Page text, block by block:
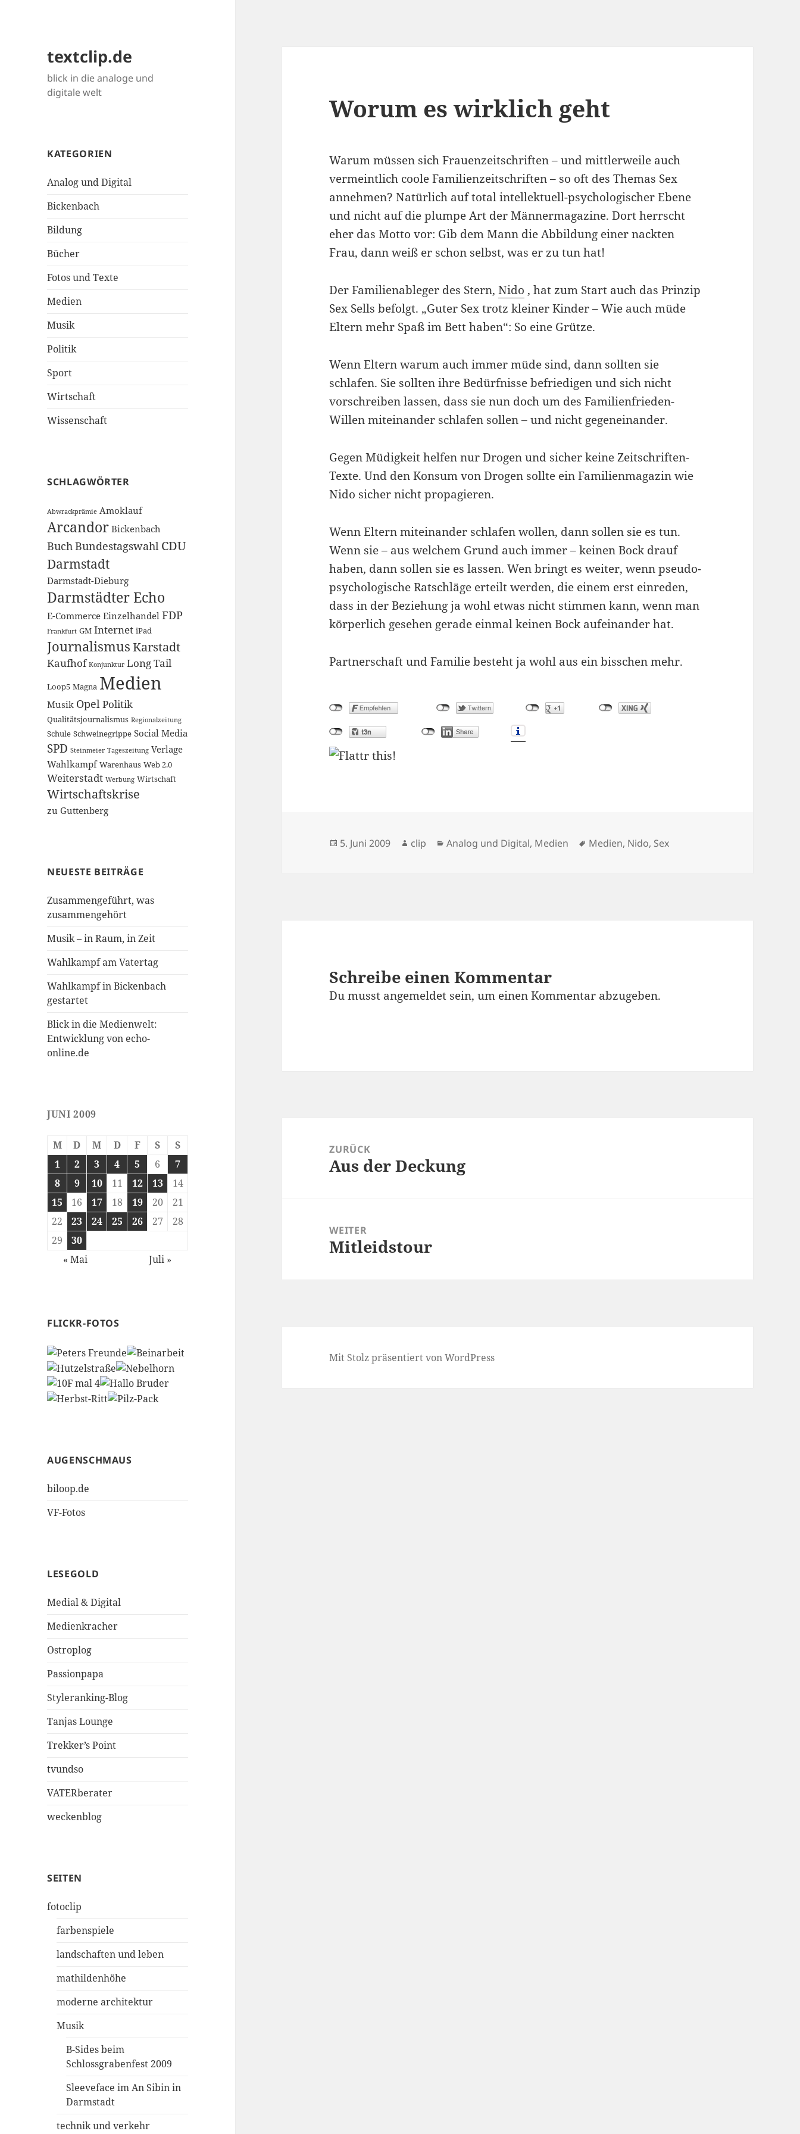
textclip.de
blick in die analoge und
digitale welt
KATEGORIEN
Analog und Digital
Bickenbach
Bildung
Bücher
Fotos und Texte
Medien
Musik
Politik
Sport
Wirtschaft
Wissenschaft
SCHLAGWÖRTER
Abwrackprämie Amoklauf
Arcandor Bickenbach
BuchBundestagswahl CDU
Darmstadt
Darmstadt-Dieburg
Darmstädter Echo
E-Commerce Einzelhandel FDP
Frankfurt GM Internet iPad
JournalismusKarstadt
Kaufhof Konjunktur Long Tail
Loop5 Magna Medien
Musik OpelPolitik
Qualitätsjournalismus Regionalzeitung
Schule Schweinegrippe Social Media
SPD Steinmeier Tageszeitung Verlage
Wahlkampf Warenhaus Web 2.0
Weiterstadt Werbung Wirtschaft
Wirtschaftskrise
zu Guttenberg
NEUESTE BEITRÄGE
Zusammengeführt, was
zusammengehört
Musik – in Raum, in Zeit
Wahlkampf am Vatertag
Wahlkampf in Bickenbach
gestartet
Blick in die Medienwelt:
Entwicklung von echo-
online.de
JUNI 2009
M D M D F S
S
1
2 3 4 5 6
7
8
9 10 11 12 13
14
15
16 17 18 19 20
21
22
23 24 25 26 27
28
29
30
« Mai
Juli »
FLICKR-FOTOS
AUGENSCHMAUS
biloop.de
VF-Fotos
LESEGOLD
Medial & Digital
Medienkracher
Ostroplog
Passionpapa
Styleranking-Blog
Tanjas Lounge
Trekker’s Point
tvundso
VATERberater
weckenblog
SEITEN
fotoclip
farbenspiele
landschaften und leben
mathildenhöhe
moderne architektur
Musik
B-Sides beim
Schlossgrabenfest 2009
Sleeveface im An Sibin in
Darmstadt
technik und verkehr
Worum es wirklich geht
Warum müssen sich Frauenzeitschriften – und mittlerweile auch
vermeintlich coole Familienzeitschriften – so oft des Themas Sex
annehmen? Natürlich auf total intellektuell-psychologischer Ebene
und nicht auf die plumpe Art der Männermagazine. Dort herrscht
eher das Motto vor: Gib dem Mann die Abbildung einer nackten
Frau, dann weiß er schon selbst, was er zu tun hat!
Der Familienableger des Stern,Nido , hat zum Start auch das Prinzip
Sex Sells befolgt. „Guter Sex trotz kleiner Kinder – Wie auch müde
Eltern mehr Spaß im Bett haben“: So eine Grütze.
Wenn Eltern warum auch immer müde sind, dann sollten sie
schlafen. Sie sollten ihre Bedürfnisse befriedigen und sich nicht
vorschreiben lassen, dass sie nun doch um des Familienfrieden-
Willen miteinander schlafen sollen – und nicht gegeneinander.
Gegen Müdigkeit helfen nur Drogen und sicher keine Zeitschriften-
Texte. Und den Konsum von Drogen sollte ein Familienmagazin wie
Nido sicher nicht propagieren.
Wenn Eltern miteinander schlafen wollen, dann sollen sie es tun.
Wenn sie – aus welchem Grund auch immer – keinen Bock drauf
haben, dann sollen sie es lassen. Wen bringt es weiter, wenn pseudo-
psychologische Ratschläge erteilt werden, die einem erst einreden,
dass in der Beziehung ja wohl etwas nicht stimmen kann, wenn man
körperlich gesehen gerade einmal keinen Bock aufeinander hat.
Partnerschaft und Familie besteht ja wohl aus ein bisschen mehr.
Veröffentlicht
5. Juni 2009 Autor
clip Kategorien
Analog und Digital, Medien Schlagwörter
Medien, Nido, Sex
Schreibe einen Kommentar
Du musst angemeldet sein, um einen Kommentar abzugeben.
ZURÜCK
Vorheriger
Aus der Deckung
WEITER
Nächster
Mitleidstour
Mit Stolz präsentiert von WordPress